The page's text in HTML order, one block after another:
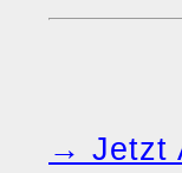
→ Jetzt